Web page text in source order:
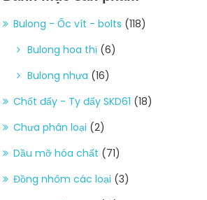
Bulong - Ốc vít - bolts (118)
Bulong hoa thị (6)
Bulong nhựa (16)
Chốt đẩy - Ty đẩy SKD61 (18)
Chưa phân loại (2)
Dầu mỡ hóa chất (71)
Đồng nhôm các loại (3)